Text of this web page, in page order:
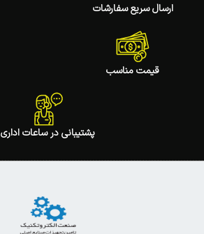
ارسال سریع سفارشات
قیمت مناسب
پشتیبانی در ساعات اداری